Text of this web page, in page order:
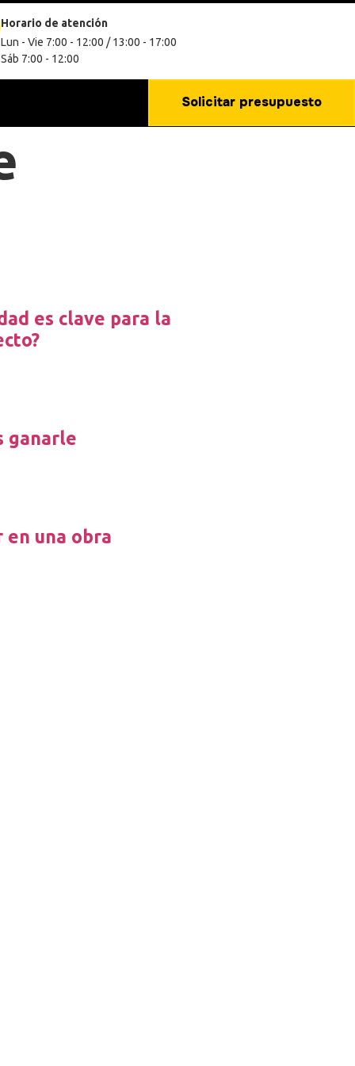
Horario de atención
Lun - Vie 7:00 - 12:00 / 13:00 - 17:00
Sáb 7:00 - 12:00
Solicitar presupuesto
es clave para la
ganarle
en una obra